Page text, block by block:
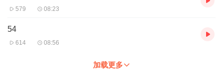
579 08:23
54
614 08:56
加载更多